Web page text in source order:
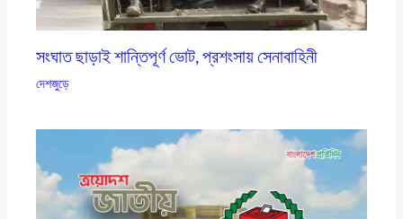
সংঘাত ছাড়াই শান্তিপূর্ণ ভোট, প্রশংসায় সেনাবাহিনী
দেশজুড়ে